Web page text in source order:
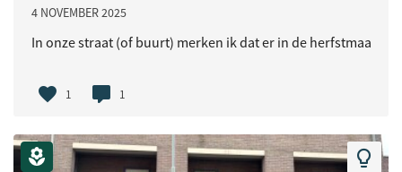
4 NOVEMBER 2025
In onze straat (of buurt) merken ik dat er in de
1 1